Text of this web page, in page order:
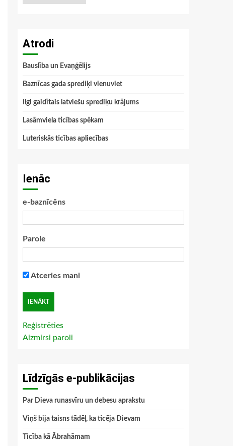
Atrodi
Bauslība un Evaņģēlijs
Baznīcas gada sprediķi vienuviet
Ilgi gaidītais latviešu sprediķu krājums
Lasāmviela ticības spēkam
Luteriskās ticības apliecības
Ienāc
e-baznīcēns
Parole
Atceries mani
Reģistrēties
Aizmirsi paroli
Līdzīgās e-publikācijas
Par Dieva runasvīru un debesu aprakstu
Viņš bija taisns tādēļ, ka ticēja Dievam
Ticība kā Ābrahāmam